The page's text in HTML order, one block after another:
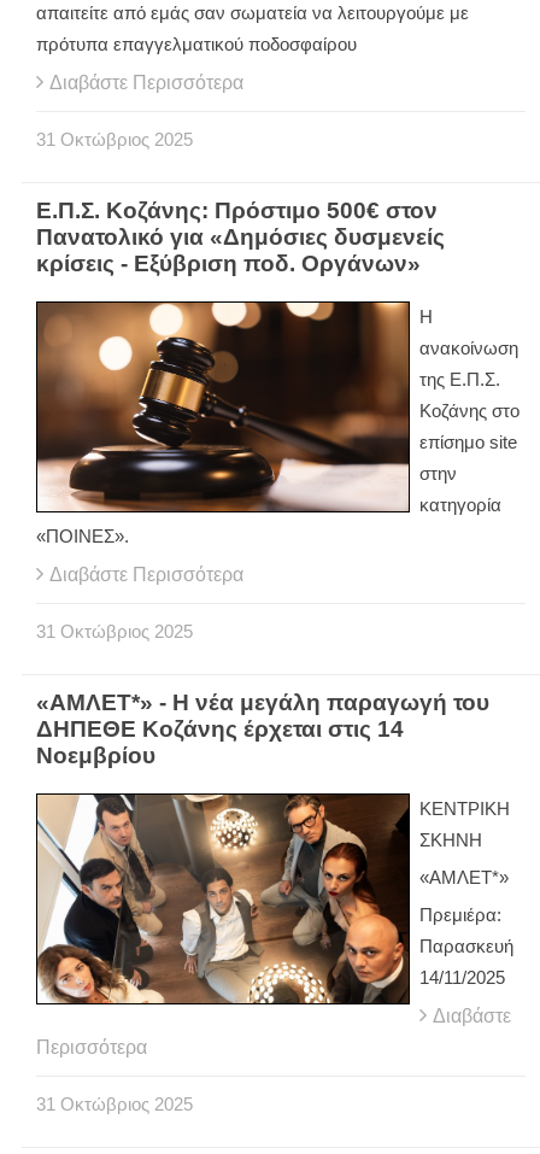
απαιτείτε από εμάς σαν σωματεία να λειτουργούμε με
πρότυπα επαγγελματικού ποδοσφαίρου
Διαβάστε Περισσότερα
31 Οκτώβριος 2025
Ε.Π.Σ. Κοζάνης: Πρόστιμο 500€ στον
Πανατολικό για «Δημόσιες δυσμενείς
κρίσεις - Εξύβριση ποδ. Οργάνων»
Η
ανακοίνωση
της Ε.Π.Σ.
Κοζάνης στο
επίσημο site
στην
κατηγορία
«ΠΟΙΝΕΣ».
Διαβάστε Περισσότερα
31 Οκτώβριος 2025
«ΑΜΛΕΤ*» - Η νέα μεγάλη παραγωγή του
ΔΗΠΕΘΕ Κοζάνης έρχεται στις 14
Νοεμβρίου
ΚΕΝΤΡΙΚΗ
ΣΚΗΝΗ
«ΑΜΛΕΤ*»
Πρεμιέρα:
Παρασκευή
14/11/2025
Διαβάστε
Περισσότερα
31 Οκτώβριος 2025